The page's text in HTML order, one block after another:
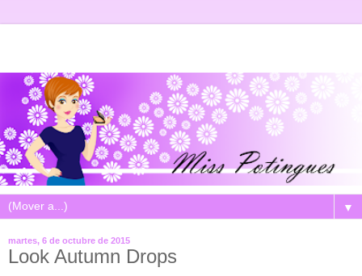
▼
martes, 6 de octubre de 2015
Look Autumn Drops